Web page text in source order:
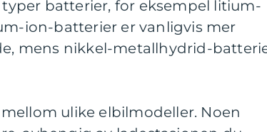
batterier, for eksempel litium-
ion-batterier er vanligvis mer
mens nikkel-metallhydrid-
ulike elbilmodeller. Noen